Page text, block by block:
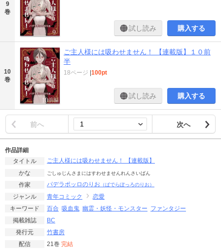
9
巻
試し読み 購入する
10
巻
ご主人様には吸わせません！ 【連載版】１０前
半
18ページ 100pt
試し読み 購入する
前へ 次へ
作品詳細
タイトル
ご主人様には吸わせません！ 【連載版】
かな
ごしゅじんさまにはすわせませんれんさいばん
作家 パデラポッロのりお （ぱでらぽっろのりお）
ジャンル 青年コミック
恋愛
キーワード
百合 吸血鬼 幽霊・妖怪・モンスター ファンタジー
掲載雑誌
BC
発行元
竹書房
配信
21巻 完結